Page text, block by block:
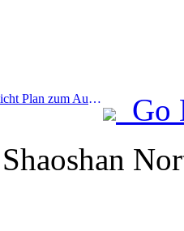
Prev:Guangdong veröffentlicht Plan zum Ausbau der Kapazitäten im Dienstleistungssektor, um die Greater Bay Area zu einem erstklassigen Touristenziel zu entwickeln
Go